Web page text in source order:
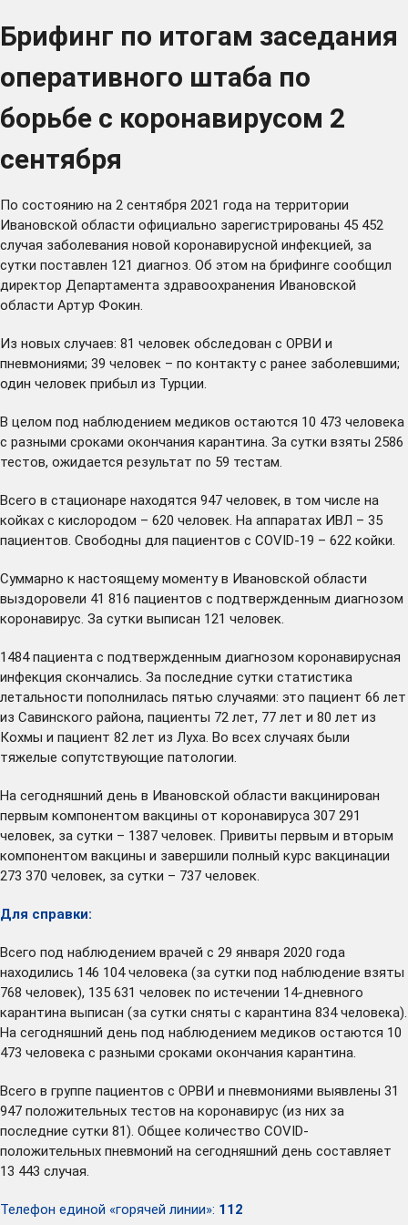
Брифинг по итогам заседания
оперативного штаба по
борьбе с коронавирусом 2
сентября
По состоянию на 2 сентября 2021 года на территории
Ивановской области официально зарегистрированы 45 452
случая заболевания новой коронавирусной инфекцией, за
сутки поставлен 121 диагноз. Об этом на брифинге сообщил
директор Департамента здравоохранения Ивановской
области Артур Фокин.
Из новых случаев: 81 человек обследован с ОРВИ и
пневмониями; 39 человек – по контакту с ранее заболевшими;
один человек прибыл из Турции.
В целом под наблюдением медиков остаются 10 473 человека
с разными сроками окончания карантина. За сутки взяты 2586
тестов, ожидается результат по 59 тестам.
Всего в стационаре находятся 947 человек, в том числе на
койках с кислородом – 620 человек. На аппаратах ИВЛ – 35
пациентов. Свободны для пациентов с COVID-19 – 622 койки.
Суммарно к настоящему моменту в Ивановской области
выздоровели 41 816 пациентов с подтвержденным диагнозом
коронавирус. За сутки выписан 121 человек.
1484 пациента с подтвержденным диагнозом коронавирусная
инфекция скончались. За последние сутки статистика
летальности пополнилась пятью случаями: это пациент 66 лет
из Савинского района, пациенты 72 лет, 77 лет и 80 лет из
Кохмы и пациент 82 лет из Луха. Во всех случаях были
тяжелые сопутствующие патологии.
На сегодняшний день в Ивановской области вакцинирован
первым компонентом вакцины от коронавируса 307 291
человек, за сутки – 1387 человек. Привиты первым и вторым
компонентом вакцины и завершили полный курс вакцинации
273 370 человек, за сутки – 737 человек.
Для справки:
Всего под наблюдением врачей с 29 января 2020 года
находились 146 104 человека (за сутки под наблюдение взяты
768 человек), 135 631 человек по истечении 14-дневного
карантина выписан (за сутки сняты с карантина 834 человека).
На сегодняшний день под наблюдением медиков остаются 10
473 человека с разными сроками окончания карантина.
Всего в группе пациентов с ОРВИ и пневмониями выявлены 31
947 положительных тестов на коронавирус (из них за
последние сутки 81). Общее количество COVID-
положительных пневмоний на сегодняшний день составляет
13 443 случая.
Телефон единой «горячей линии»: 112